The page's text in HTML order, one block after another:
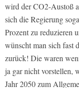
wird der CO2-Austoß
sich die Regierung
Prozent zu reduzieren
wünscht man sich fast
zurück! Die waren
ja gar nicht vorstellen,
Jahr 2050 zum